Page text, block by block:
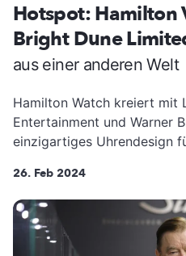
Hotspot: Hamilton
Bright Dune
aus einer anderen Welt
Hamilton Watch kreiert mit
Entertainment und Warner
einzigartiges Uhrendesign
26. Feb 2024